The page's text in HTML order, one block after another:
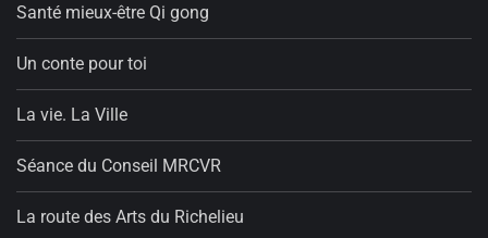
Santé mieux-être Qi gong
Un conte pour toi
La vie. La Ville
Séance du Conseil MRCVR
La route des Arts du Richelieu